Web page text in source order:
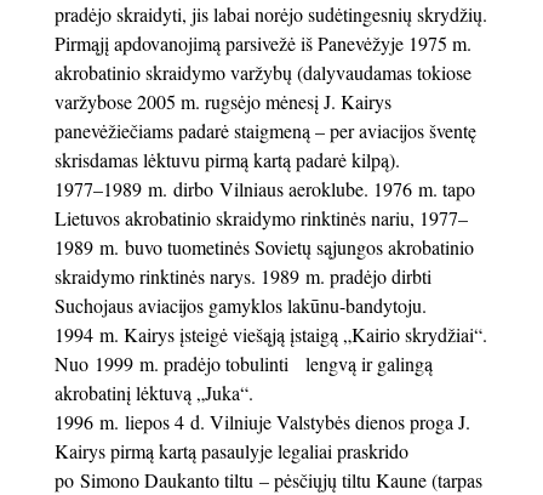
pradėjo skraidyti, jis labai norėjo sudėtingesnių skrydžių.
Pirmąjį apdovanojimą parsivežė iš Panevėžyje 1975 m.
akrobatinio skraidymo varžybų (dalyvaudamas tokiose
varžybose 2005 m. rugsėjo mėnesį J. Kairys
panevėžiečiams padarė staigmeną – per aviacijos šventę
skrisdamas lėktuvu pirmą kartą padarė kilpą).
1977–1989 m. dirbo Vilniaus aeroklube. 1976 m. tapo
Lietuvos akrobatinio skraidymo rinktinės nariu, 1977–
1989 m. buvo tuometinės Sovietų sąjungos akrobatinio
skraidymo rinktinės narys. 1989 m. pradėjo dirbti
Suchojaus aviacijos gamyklos lakūnu-bandytoju.
1994 m. Kairys įsteigė viešąją įstaigą „Kairio skrydžiai“.
Nuo 1999 m. pradėjo tobulinti lengvą ir galingą
akrobatinį lėktuvą „Juka“.
1996 m. liepos 4 d. Vilniuje Valstybės dienos proga J.
Kairys pirmą kartą pasaulyje legaliai praskrido
po Simono Daukanto tiltu – pėsčiųjų tiltu Kaune (tarpas